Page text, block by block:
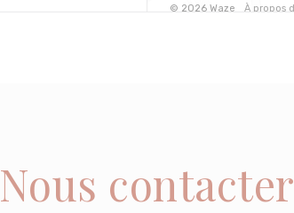
Nous contacter